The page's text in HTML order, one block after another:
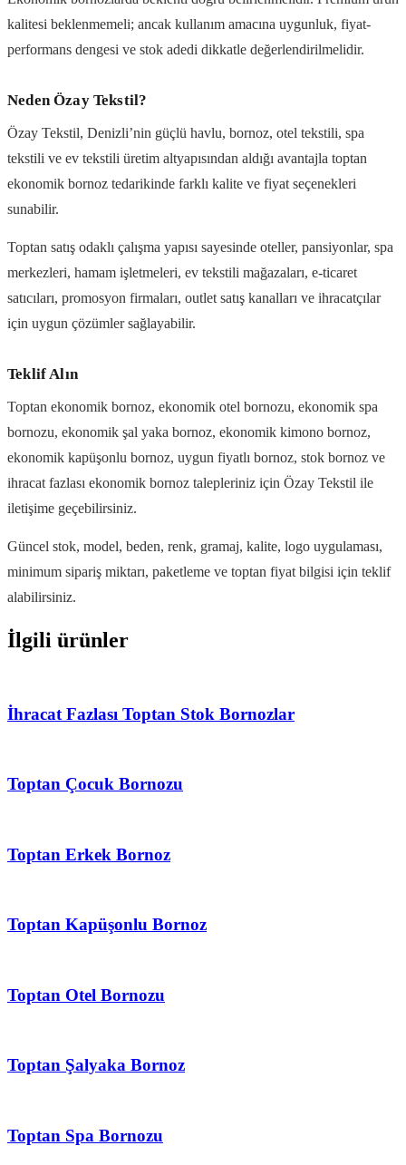
kalitesi beklenmemeli; ancak kullanım amacına uygunluk, fiyat-
performans dengesi ve stok adedi dikkatle değerlendirilmelidir.
Neden Özay Tekstil?
Özay Tekstil, Denizli’nin güçlü havlu, bornoz, otel tekstili, spa
tekstili ve ev tekstili üretim altyapısından aldığı avantajla toptan
ekonomik bornoz tedarikinde farklı kalite ve fiyat seçenekleri
sunabilir.
Toptan satış odaklı çalışma yapısı sayesinde oteller, pansiyonlar, spa
merkezleri, hamam işletmeleri, ev tekstili mağazaları, e-ticaret
satıcıları, promosyon firmaları, outlet satış kanalları ve ihracatçılar
için uygun çözümler sağlayabilir.
Teklif Alın
Toptan ekonomik bornoz, ekonomik otel bornozu, ekonomik spa
bornozu, ekonomik şal yaka bornoz, ekonomik kimono bornoz,
ekonomik kapüşonlu bornoz, uygun fiyatlı bornoz, stok bornoz ve
ihracat fazlası ekonomik bornoz talepleriniz için Özay Tekstil ile
iletişime geçebilirsiniz.
Güncel stok, model, beden, renk, gramaj, kalite, logo uygulaması,
minimum sipariş miktarı, paketleme ve toptan fiyat bilgisi için teklif
alabilirsiniz.
İlgili ürünler
İhracat Fazlası Toptan Stok Bornozlar
Toptan Çocuk Bornozu
Toptan Erkek Bornoz
Toptan Kapüşonlu Bornoz
Toptan Otel Bornozu
Toptan Şalyaka Bornoz
Toptan Spa Bornozu